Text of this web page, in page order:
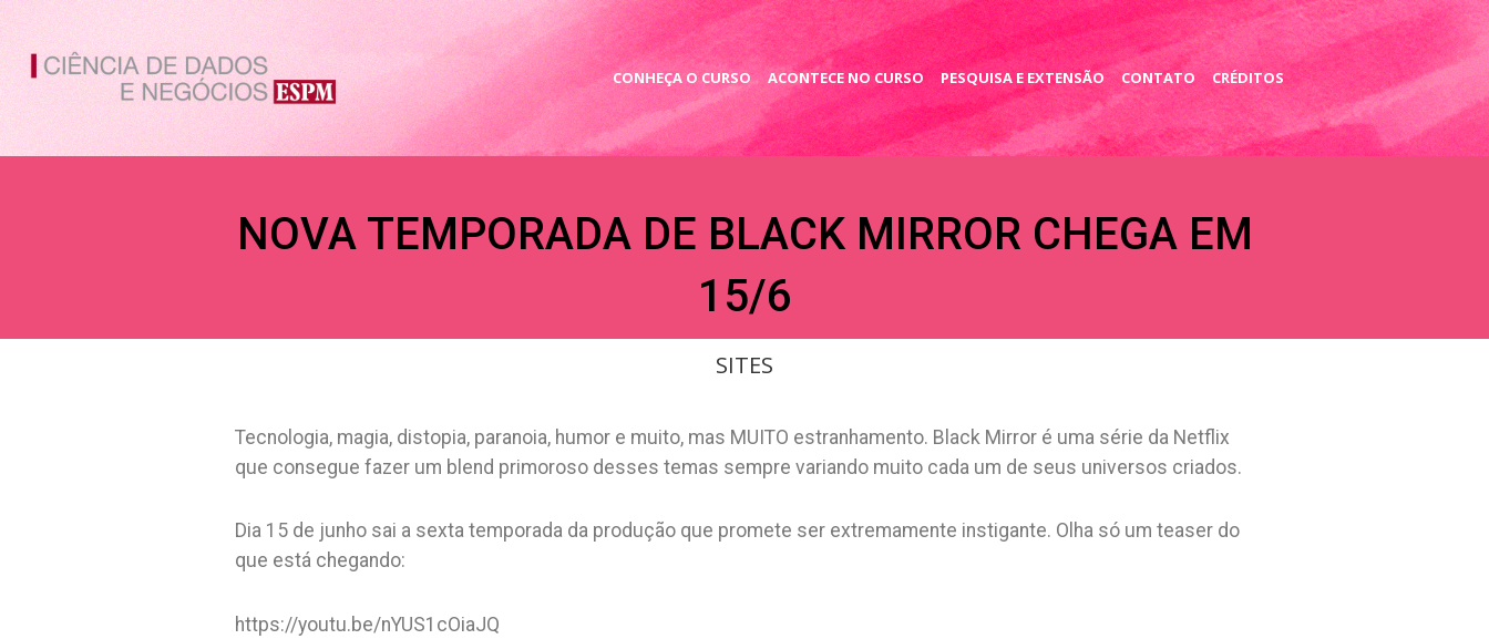
Ir
para
conteúdo
CONHEÇA O CURSO ACONTECE NO CURSO PESQUISA E EXTENSÃO CONTATO CRÉDITOS
NOVA TEMPORADA DE BLACK MIRROR CHEGA EM
15/6
SITES
Tecnologia, magia, distopia, paranoia, humor e muito, mas MUITO estranhamento. Black Mirror é uma série da Netflix
que consegue fazer um blend primoroso desses temas sempre variando muito cada um de seus universos criados.
Dia 15 de junho sai a sexta temporada da produção que promete ser extremamente instigante. Olha só um teaser do
que está chegando:
https://youtu.be/nYUS1cOiaJQ